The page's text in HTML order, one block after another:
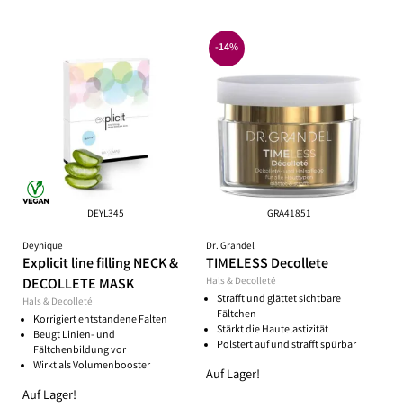
DEYL345
Deynique
Explicit line filling NECK &
DECOLLETE MASK
Hals & Decolleté
Korrigiert entstandene Falten
Beugt Linien- und
Fältchenbildung vor
Wirkt als Volumenbooster
Auf Lager!
GRA41851
Dr. Grandel
TIMELESS Decollete
Hals & Decolleté
Strafft und glättet sichtbare
Fältchen
Stärkt die Hautelastizität
Polstert auf und strafft spürbar
Auf Lager!
-14%